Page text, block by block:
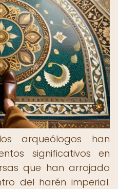
arqueólogos han
significativos en
que han arrojado
del harén imperial.